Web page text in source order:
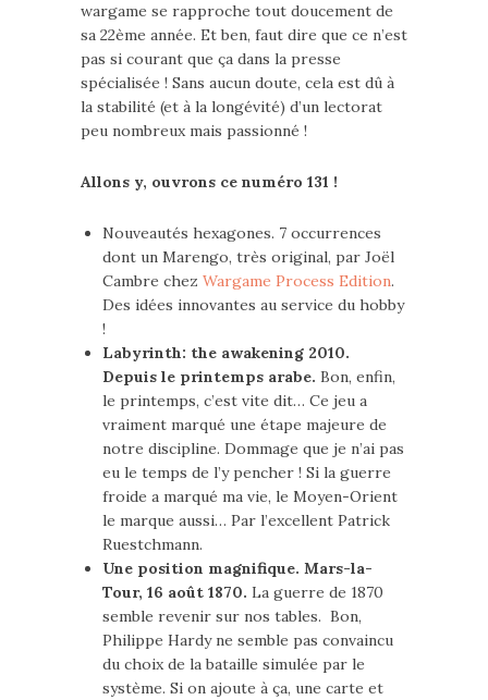
wargame se rapproche tout doucement de
sa 22ème année. Et ben, faut dire que ce n’est
pas si courant que ça dans la presse
spécialisée ! Sans aucun doute, cela est dû à
la stabilité (et à la longévité) d’un lectorat
peu nombreux mais passionné !
Allons y, ouvrons ce numéro 131 !
Nouveautés hexagones. 7 occurrences
dont un Marengo, très original, par Joël
Cambre chez Wargame Process Edition.
Des idées innovantes au service du hobby
!
Labyrinth: the awakening 2010.
Depuis le printemps arabe. Bon, enfin,
le printemps, c’est vite dit… Ce jeu a
vraiment marqué une étape majeure de
notre discipline. Dommage que je n’ai pas
eu le temps de l’y pencher ! Si la guerre
froide a marqué ma vie, le Moyen-Orient
le marque aussi… Par l’excellent Patrick
Ruestchmann.
Une position magnifique. Mars-la-
Tour, 16 août 1870. La guerre de 1870
semble revenir sur nos tables. Bon,
Philippe Hardy ne semble pas convaincu
du choix de la bataille simulée par le
système. Si on ajoute à ça, une carte et